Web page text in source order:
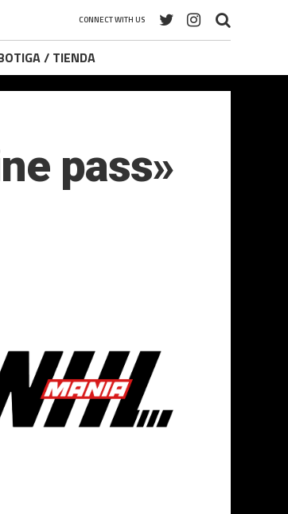
CONNECT WITH US
/ TIENDA
pass»